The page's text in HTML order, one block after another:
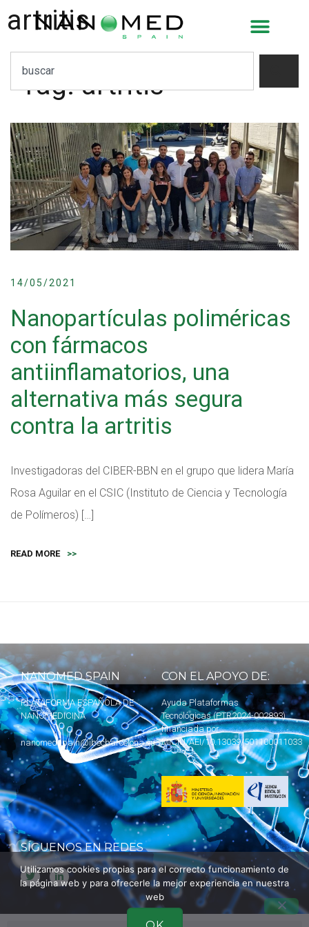
artritis
Tag:artritis
14/05/2021
Nanopartículas poliméricas
con fármacos
antiinflamatorios, una
alternativa más segura
contra la artritis
Investigadoras del CIBER-BBN en el grupo que lidera María
Rosa Aguilar en el CSIC (Instituto de Ciencia y Tecnología
de Polímeros) […]
READ MORE >>
NANOMED SPAIN
PLATAFORMA ESPAÑOLA DE
NANOMEDICINA
nanomedspain@ibecbarcelona.eu
CON EL APOYO DE:
Ayuda Plataformas
Tecnológicas (PTR2024-002893)
financiada por
MICIU/AEI/10.13039/501100011033
SÍGUENOS EN REDES
Utilizamos cookies propias para el correcto funcionamiento de
la página web y para ofrecerle la mejor experiencia en nuestra
web